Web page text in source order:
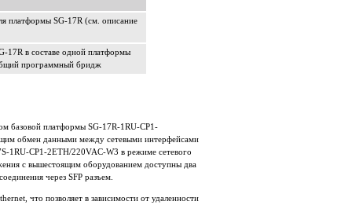
платформы SG-17R (см. описание
17R в составе одной платформы
программный бридж
базовой платформы SG-17R-1RU-CP1-
обмен данными между сетевыми интерфейсами
1RU-CP1-2ETH/220VAC-W3 в режиме сетевого
с вышестоящим оборудованием доступны два
через SFP разъем.
что позволяет в зависимости от удаленности